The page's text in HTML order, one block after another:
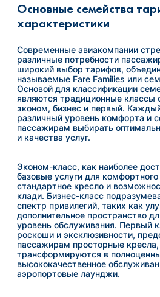
Основные семейства
характеристики
Современные авиакомпании
различные потребности
широкий выбор тарифов,
называемые Fare Families или
Основой для классификации
являются традиционные классы
эконом, бизнес и первый.
различный уровень комфорта и
пассажирам выбирать
и качества услуг.
Эконом-класс, как наиболее
базовые услуги для
стандартное кресло и
клади. Бизнес-класс
спектр привилегий, таких как
дополнительное пространство
уровень обслуживания. Первый
роскоши и эксклюзивности,
пассажирам просторные
трансформируются в
высококачественное
аэропортовые лаунджи.